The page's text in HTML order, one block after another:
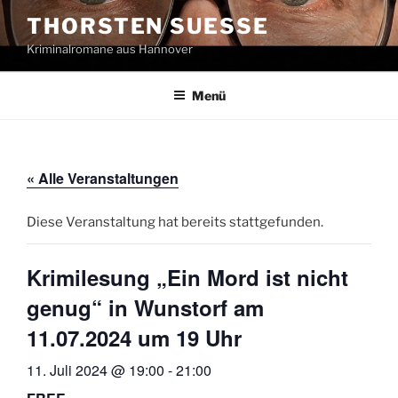
Zum
Inhalt
springen
THORSTEN SUESSE
Kriminalromane aus Hannover
Menü
« Alle Veranstaltungen
Diese Veranstaltung hat bereits stattgefunden.
Krimilesung „Ein Mord ist nicht
genug“ in Wunstorf am
11.07.2024 um 19 Uhr
11. Juli 2024 @ 19:00 -21:00